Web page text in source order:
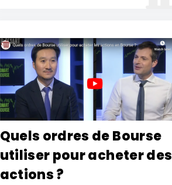
Quels ordres de Bourse
utiliser pour acheter des
actions ?